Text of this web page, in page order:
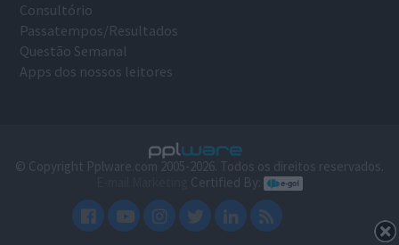
Consultório
Passatempos/Resultados
Questão Semanal
Apps dos nossos leitores
© Copyright Pplware.com 2005-2026. Todos os direitos reservados.
Certified By: